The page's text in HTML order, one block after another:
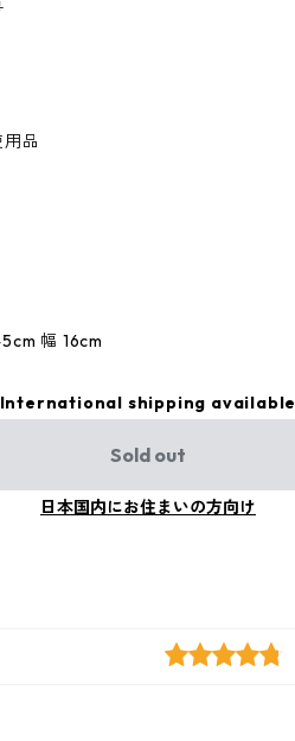
品
幅 16cm
International shipping available
Sold out
日本国内にお住まいの方向け